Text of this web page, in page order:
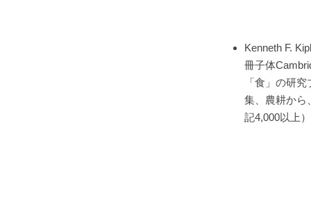
Kenneth F.
冊子体
「食」の研
集、農耕から
記4,000以上